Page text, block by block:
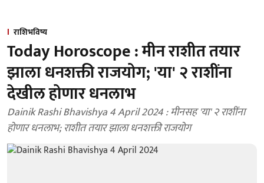
राशिभविष्य
Today Horoscope : मीन राशीत तयार
झाला धनशक्ती राजयोग; 'या' २ राशींना
देखील होणार धनलाभ
Dainik Rashi Bhavishya 4 April 2024 : मीनसह 'या' २ राशींना
होणार धनलाभ; राशीत तयार झाला धनशक्ती राजयोग